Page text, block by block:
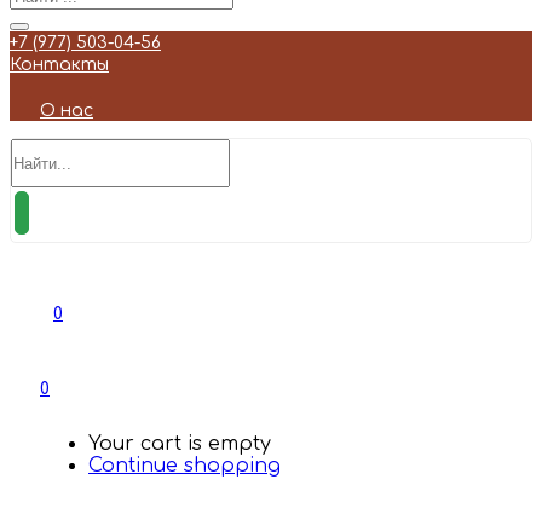
+7 (977) 503-04-56
Контакты
О нас
0
0
Your cart is empty
Continue shopping